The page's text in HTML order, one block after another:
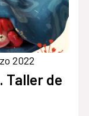
2022
Taller de